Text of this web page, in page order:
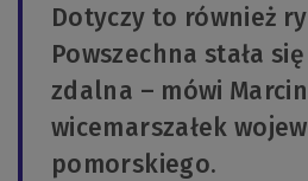
Dotyczy to również
Powszechna stała
zdalna – mówi
wicemarszałek
pomorskiego.